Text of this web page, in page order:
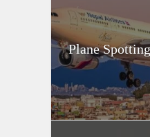
Plane